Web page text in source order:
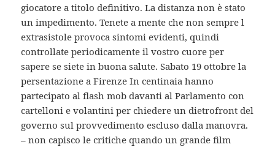
giocatore a titolo definitivo. La distanza non è stato
un impedimento. Tenete a mente che non sempre l
extrasistole provoca sintomi evidenti, quindi
controllate periodicamente il vostro cuore per
sapere se siete in buona salute. Sabato 19 ottobre la
persentazione a Firenze In centinaia hanno
partecipato al flash mob davanti al Parlamento con
cartelloni e volantini per chiedere un dietrofront del
governo sul provvedimento escluso dalla manovra.
– non capisco le critiche quando un grande film